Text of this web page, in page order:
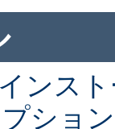
ンス
ショ